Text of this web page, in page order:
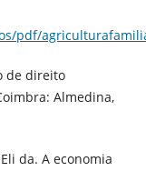
pdf/
de direito
Almedina,
da. A economia